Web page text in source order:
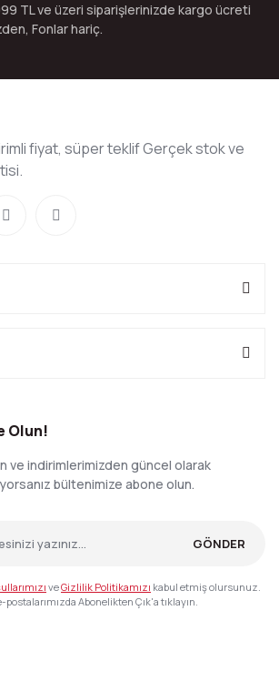
TL ve üzeri siparişlerinizde kargo ücreti
Fonlar hariç.
fiyat, süper teklif Gerçek stok ve
Olun!
ve indirimlerimizden güncel olarak
bültenimize abone olun.
GÖNDER
veGizlilik Politikamızı kabul etmiş olursunuz.
postalarımızda Abonelikten Çık'a tıklayın.